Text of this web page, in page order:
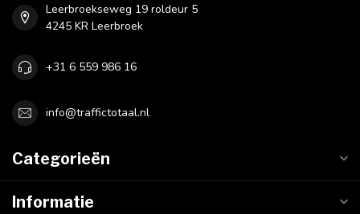
Leerbroekseweg 19 roldeur 5
4245 KR Leerbroek
+31 6 559 986 16
info@traffictotaal.nl
Categorieën
Informatie